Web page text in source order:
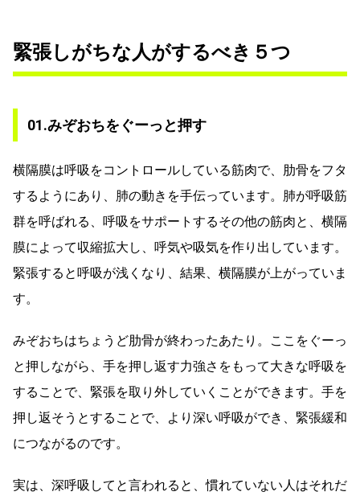
緊張しがちな人がするべき５つ
01.みぞおちをぐーっと押す
横隔膜は呼吸をコントロールしている筋肉で、肋骨をフタ
するようにあり、肺の動きを手伝っています。肺が呼吸筋
群を呼ばれる、呼吸をサポートするその他の筋肉と、横隔
膜によって収縮拡大し、呼気や吸気を作り出しています。
緊張すると呼吸が浅くなり、結果、横隔膜が上がっていま
す。
みぞおちはちょうど肋骨が終わったあたり。ここをぐーっ
と押しながら、手を押し返す力強さをもって大きな呼吸を
することで、緊張を取り外していくことができます。手を
押し返そうとすることで、より深い呼吸ができ、緊張緩和
につながるのです。
実は、深呼吸してと言われると、慣れていない人はそれだ